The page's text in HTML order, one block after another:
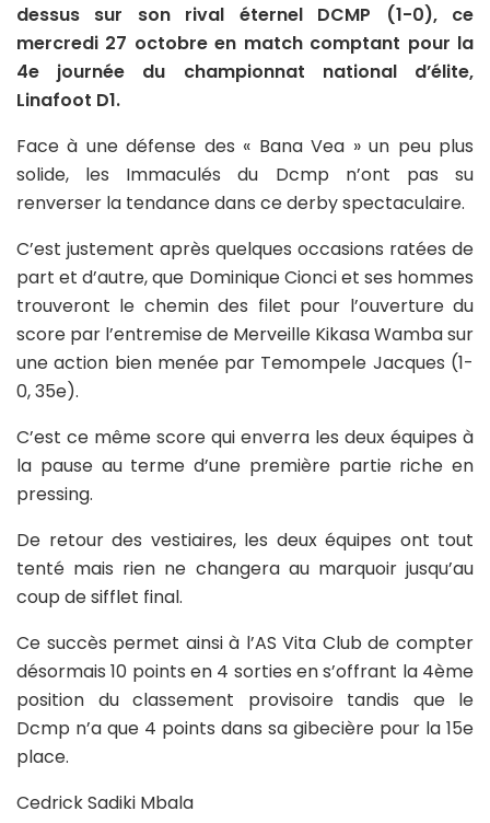
dessus sur son rival éternel DCMP (1-0), ce
mercredi 27 octobre en match comptant pour la
4e journée du championnat national d’élite,
Linafoot D1.
Face à une défense des « Bana Vea » un peu plus
solide, les Immaculés du Dcmp n’ont pas su
renverser la tendance dans ce derby spectaculaire.
C’est justement après quelques occasions ratées de
part et d’autre, que Dominique Cionci et ses hommes
trouveront le chemin des filet pour l’ouverture du
score par l’entremise de Merveille Kikasa Wamba sur
une action bien menée par Temompele Jacques (1-
0, 35e).
C’est ce même score qui enverra les deux équipes à
la pause au terme d’une première partie riche en
pressing.
De retour des vestiaires, les deux équipes ont tout
tenté mais rien ne changera au marquoir jusqu’au
coup de sifflet final.
Ce succès permet ainsi à l’AS Vita Club de compter
désormais 10 points en 4 sorties en s’offrant la 4ème
position du classement provisoire tandis que le
Dcmp n’a que 4 points dans sa gibecière pour la 15e
place.
Cedrick Sadiki Mbala